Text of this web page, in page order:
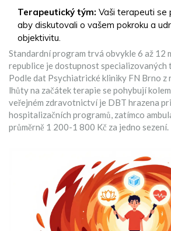
Terapeutický tým: Vaši terapeuti se
aby diskutovali o vašem pokroku a
objektivitu.
Standardní program trvá obvykle 6 až 12
republice je dostupnost specializovaných
Podle dat Psychiatrické kliniky FN Brno z
lhůty na začátek terapie se pohybují
veřejném zdravotnictví je DBT hrazena
hospitalizačních programů, zatímco
průměrně 1 200-1 800 Kč za jedno sezení.